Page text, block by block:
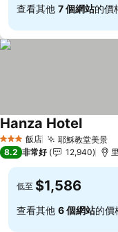
查看其他 7 個網站的價
3 星級 飯店 耶穌教堂美景
Hanza Hotel查看價格
8.2 非常好 12,940
低至 $1,586
查看其他 6 個網站的價